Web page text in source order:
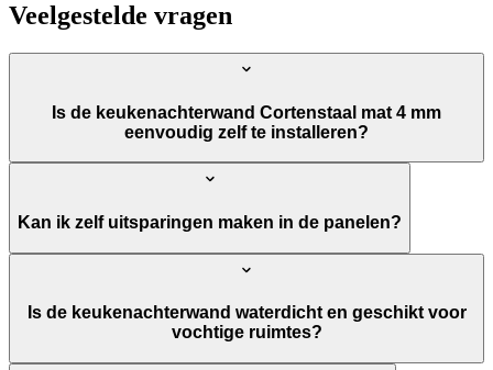
Veelgestelde vragen
Is de keukenachterwand Cortenstaal mat 4 mm
eenvoudig zelf te installeren?
Kan ik zelf uitsparingen maken in de panelen?
Is de keukenachterwand waterdicht en geschikt voor
vochtige ruimtes?